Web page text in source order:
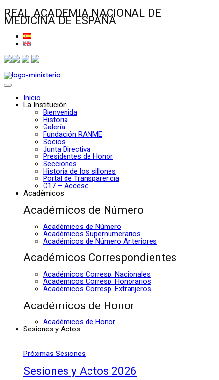
REAL ACADEMIA NACIONAL DE
MEDICINA DE ESPAÑA
Inicio
La Institución
Bienvenida
Historia
Galería
Fundación RANME
Socios
Junta Directiva
Presidentes de Honor
Secciones
Historia de los sillones
Portal de Transparencia
C17 – Acceso
Académicos
Académicos de Número
Académicos de Número
Académicos Supernumerarios
Académicos de Número Anteriores
Académicos Correspondientes
Académicos Corresp. Nacionales
Académicos Corresp. Honorarios
Académicos Corresp. Extranjeros
Académicos de Honor
Académicos de Honor
Sesiones y Actos
Próximas Sesiones
Sesiones y Actos 2026